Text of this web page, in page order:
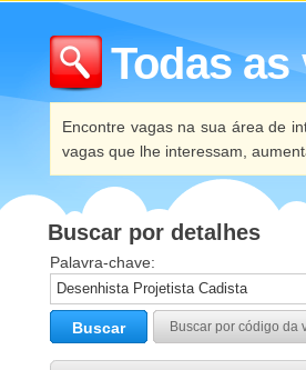
Todas as
Encontre vagas na sua área de
vagas que lhe interessam,
Buscar por detalhes
Palavra-chave:
Buscar Buscar por código da